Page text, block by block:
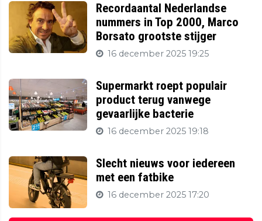
Recordaantal Nederlandse
nummers in Top 2000, Marco
Borsato grootste stijger
16 december 2025 19:25
Supermarkt roept populair
product terug vanwege
gevaarlijke bacterie
16 december 2025 19:18
Slecht nieuws voor iedereen
met een fatbike
16 december 2025 17:20